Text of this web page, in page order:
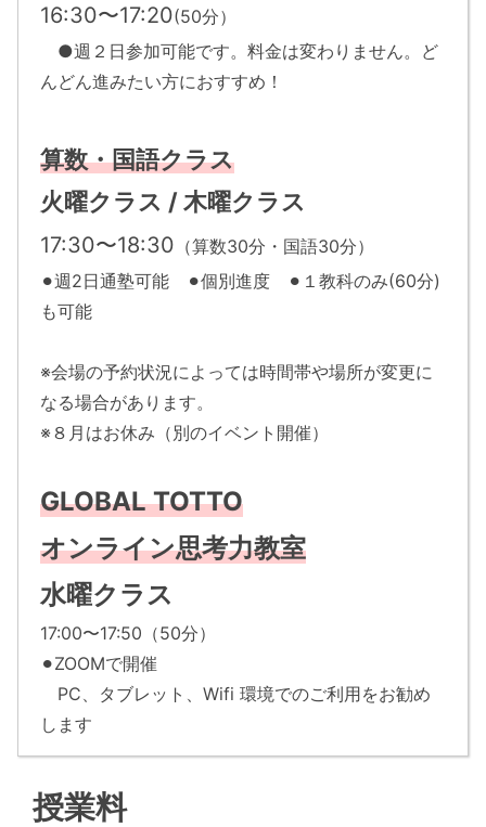
16:30〜17:20(50分）
●週２日参加可能です。料金は変わりません。ど
んどん進みたい方におすすめ！
算数・国語クラス
火曜クラス /木曜クラス
17:30〜18:30 （算数30分・国語30分）
⚫︎週2日通塾可能 ⚫︎個別進度 ⚫︎１教科のみ(60分)
も可能
※会場の予約状況によっては時間帯や場所が変更に
なる場合があります。
※８月はお休み（別のイベント開催）
GLOBAL TOTTO
オンライン思考力教室
水曜クラス
17:00〜17:50（50分）
⚫︎ZOOMで開催
PC、タブレット、Wifi 環境でのご利用をお勧め
します
授業料